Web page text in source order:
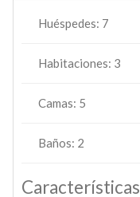
Huéspedes: 7
Habitaciones: 3
Camas: 5
Baños: 2
Características